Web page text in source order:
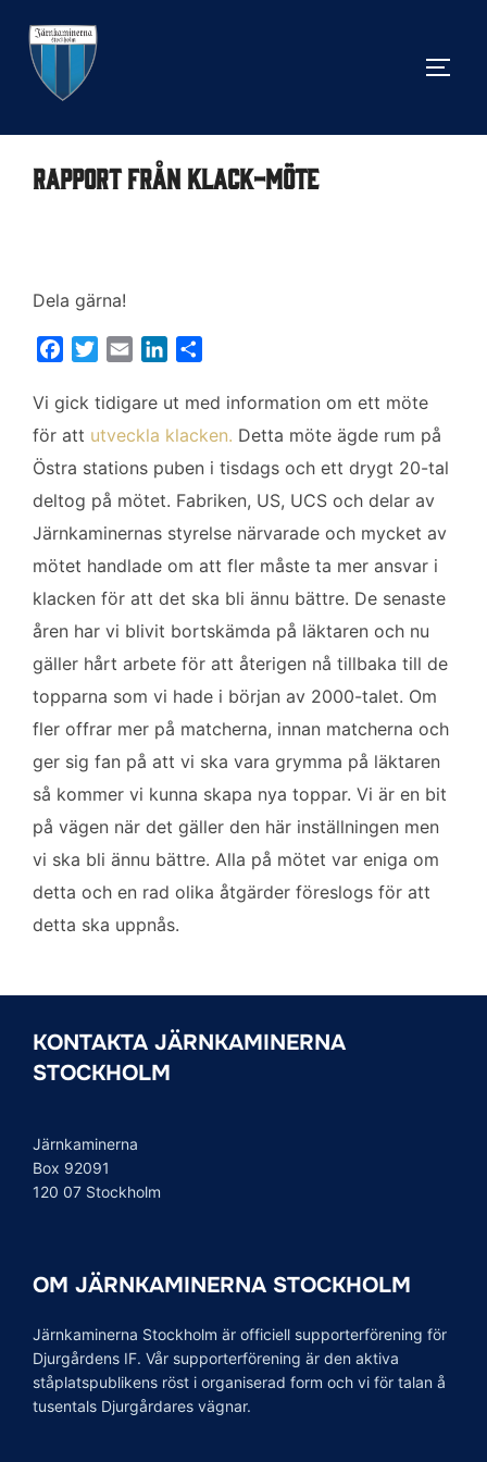
innehåll
Rapport från Klack-möte
Dela gärna!
c
e
o
o
k
i
t
e
r
a
i
n
k
d
I
n
l
a
Vi gick tidigare ut med information om ett möte
för att utveckla klacken. Detta möte ägde rum på
Östra stations puben i tisdags och ett drygt 20-tal
deltog på mötet. Fabriken, US, UCS och delar av
Järnkaminernas styrelse närvarade och mycket av
mötet handlade om att fler måste ta mer ansvar i
klacken för att det ska bli ännu bättre. De senaste
åren har vi blivit bortskämda på läktaren och nu
gäller hårt arbete för att återigen nå tillbaka till de
topparna som vi hade i början av 2000-talet. Om
fler offrar mer på matcherna, innan matcherna och
ger sig fan på att vi ska vara grymma på läktaren
så kommer vi kunna skapa nya toppar. Vi är en bit
på vägen när det gäller den här inställningen men
vi ska bli ännu bättre. Alla på mötet var eniga om
detta och en rad olika åtgärder föreslogs för att
detta ska uppnås.
KONTAKTA JÄRNKAMINERNA
STOCKHOLM
Järnkaminerna
Box 92091
120 07 Stockholm
OM JÄRNKAMINERNA STOCKHOLM
Järnkaminerna Stockholm är officiell supporterförening för
Djurgårdens IF. Vår supporterförening är den aktiva
ståplatspublikens röst i organiserad form och vi för talan å
tusentals Djurgårdares vägnar.